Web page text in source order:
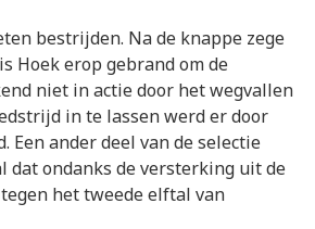
bestrijden. Na de knappe zege
Hoek erop gebrand om de
niet in actie door het wegvallen
in te lassen werd er door
Een ander deel van de selectie
dat ondanks de versterking uit de
het tweede elftal van